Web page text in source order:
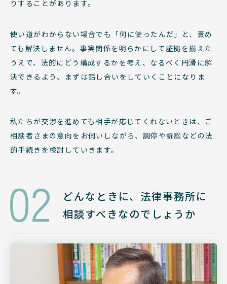
りすることがあります。
使い道がわからない場合でも「何に使ったんだ」と、責め
ても解決しません。事実関係を明らかにして証拠を揃えた
うえで、法的にどう構成するかを考え、なるべく円滑に解
決できるよう、まずは話し合いをしていくことになりま
す。
私たちが交渉を進めても相手が応じてくれないときは、ご
相談者さまの意向をお伺いしながら、調停や訴訟などの法
的手続きを検討していきます。
02
どんなときに、法律事務所に
相談すべきなのでしょうか